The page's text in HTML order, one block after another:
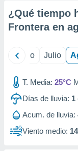
publicidad
1199
¿Qué tiempo
Frontera en
Junio Julio
T. Media: 25°C
Días de lluvia: 1
Acum. de lluvia:
Viento medio: